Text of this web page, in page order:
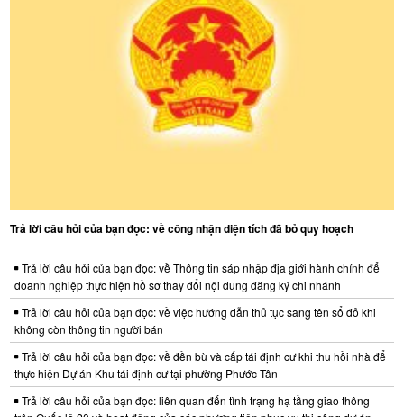
Trả lời câu hỏi của bạn đọc: về công nhận diện tích đã bỏ quy hoạch
Trả lời câu hỏi của bạn đọc: về Thông tin sáp nhập địa giới hành chính để
doanh nghiệp thực hiện hồ sơ thay đổi nội dung đăng ký chi nhánh
Trả lời câu hỏi của bạn đọc: về việc hướng dẫn thủ tục sang tên sổ đỏ khi
không còn thông tin người bán
Trả lời câu hỏi của bạn đọc: về đền bù và cấp tái định cư khi thu hồi nhà để
thực hiện Dự án Khu tái định cư tại phường Phước Tân
Trả lời câu hỏi của bạn đọc: liên quan đến tình trạng hạ tầng giao thông